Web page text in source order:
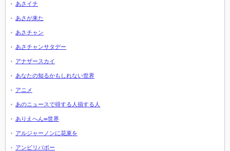
あさイチ
あさが来た
あさチャン
あさチャンサタデー
アナザースカイ
あなたの知るかもしれない世界
アニメ
あのニュースで得する人損する人
ありえへん∞世界
アルジャーノンに花束を
アンビリバボー